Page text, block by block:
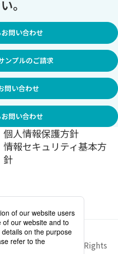
。
問い合わせ
ンプルのご請求
問い合わせ
問い合わせ
個人情報保護方針
情報セキュリティ基本方
針
Corporation All Rights